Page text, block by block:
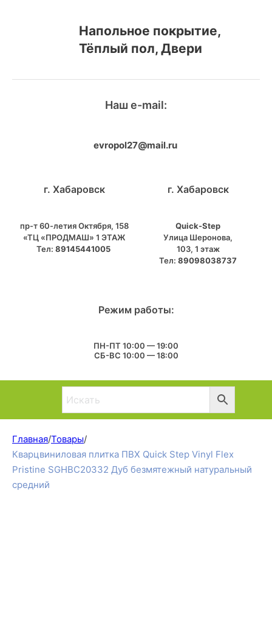
Напольное покрытие,
Тёплый пол, Двери
Наш e-mail:
evropol27@mail.ru
г. Хабаровск
пр-т 60-летия Октября, 158
«ТЦ «ПРОДМАШ» 1 ЭТАЖ
Тел: 89145441005
г. Хабаровск
Quick-Step
​Улица Шеронова,
103, ​1 этаж
Тел: 89098038737
Режим работы:
ПН-ПТ 10:00 — 19:00
СБ-ВС 10:00 — 18:00
Главная/Товары/
Кварцвиниловая плитка ПВХ Quick Step Vinyl Flex
Pristine SGHBC20332 Дуб безмятежный натуральный
средний